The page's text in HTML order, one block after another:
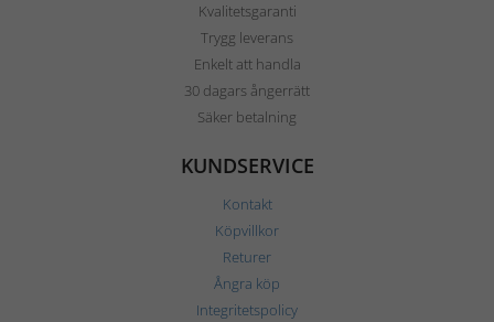
Kvalitetsgaranti
Trygg leverans
Enkelt att handla
30 dagars ångerrätt
Säker betalning
KUNDSERVICE
Kontakt
Köpvillkor
Returer
Ångra köp
Integritetspolicy